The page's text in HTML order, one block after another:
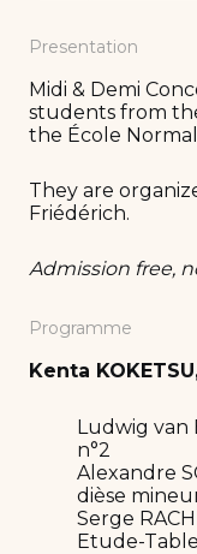
Presentation
Midi & Demi
students from
the École
They are
Friédérich.
Admission free,
Programme
Kenta
Ludwig van
n°2
Alexandre
dièse
Serge
Etude-